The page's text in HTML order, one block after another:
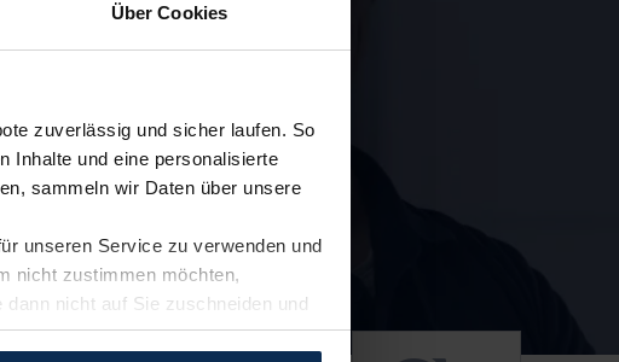
Über Cookies
zuverlässig und sicher laufen. So
Inhalte und eine personalisierte
sammeln wir Daten über unsere
unseren Service zu verwenden und
nicht zustimmen möchten,
nicht auf Sie zuschneiden und
Einstellungen jederzeit anpassen